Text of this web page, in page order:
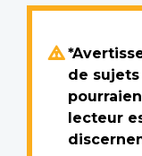
de
lecteur